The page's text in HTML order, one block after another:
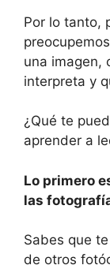
Por lo tanto,
una imagen,
interpreta y
¿Qué te
aprender a
Lo primero
las
Sabes que
de otros